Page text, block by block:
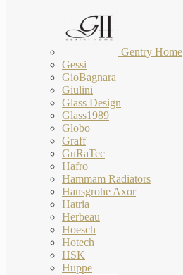
Gentry Home
Gessi
GioBagnara
Giulini
Glass Design
Glass1989
Globo
Graff
GuRaTec
Hafro
Hammam Radiators
Hansgrohe Axor
Hatria
Herbeau
Hoesch
Hotech
HSK
Huppe